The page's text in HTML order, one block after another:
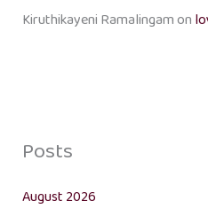
Kiruthikayeni Ramalingamon
Posts
August 2026